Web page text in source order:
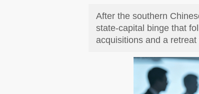
After the southern
state-capital binge that
acquisitions and a